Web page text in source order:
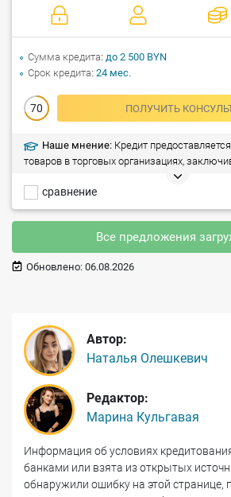
сравнение
70 ПОЛУЧИТЬ
Сумма кредита до 2 500 BYN
Срок кредита 24 мес.
Наше мнение: Кредит
товаров в торговых организациях,
договоры о сотрудничестве. Плюсы:
без справок (до 2 000 рублей) и
дополнительных комиссий, рассмотрение
часа. Особые условия: покупки только в
Все предложения
Обновлено: 06.08.2026
Автор:
Наталья Олешкевич
Редактор:
Марина Кульгавая
Информация об условиях
банками или взята из открытых
обнаружили ошибку на этой странице,